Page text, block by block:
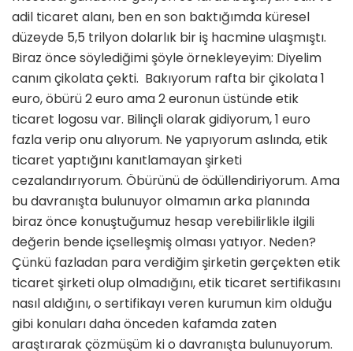
adil ticaret alanı, ben en son baktığımda küresel
düzeyde 5,5 trilyon dolarlık bir iş hacmine ulaşmıştı.
Biraz önce söylediğimi şöyle örnekleyeyim: Diyelim
canım çikolata çekti. Bakıyorum rafta bir çikolata 1
euro, öbürü 2 euro ama 2 euronun üstünde etik
ticaret logosu var. Bilinçli olarak gidiyorum, 1 euro
fazla verip onu alıyorum. Ne yapıyorum aslında, etik
ticaret yaptığını kanıtlamayan şirketi
cezalandırıyorum. Öbürünü de ödüllendiriyorum. Ama
bu davranışta bulunuyor olmamın arka planında
biraz önce konuştuğumuz hesap verebilirlikle ilgili
değerin bende içselleşmiş olması yatıyor. Neden?
Çünkü fazladan para verdiğim şirketin gerçekten etik
ticaret şirketi olup olmadığını, etik ticaret sertifikasını
nasıl aldığını, o sertifikayı veren kurumun kim olduğu
gibi konuları daha önceden kafamda zaten
araştırarak çözmüşüm ki o davranışta bulunuyorum.